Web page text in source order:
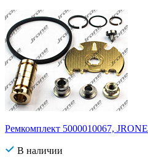
Ремкомплект 5000010067, JRONE
В наличии